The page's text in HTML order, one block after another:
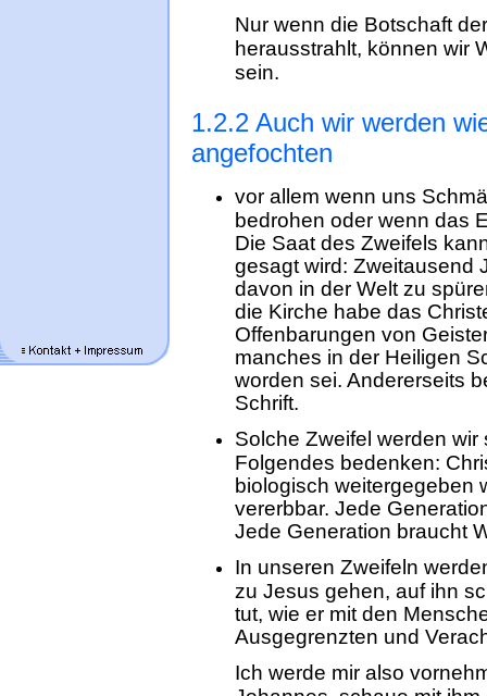
Nur wenn die Botschaft
herausstrahlt, können wir
sein.
1.2.2 Auch wir werden
angefochten
vor allem wenn uns
bedrohen oder wenn das
Die Saat des Zweifels
gesagt wird: Zweitausend
davon in der Welt zu
die Kirche habe das
Offenbarungen von
manches in der Heiligen
worden sei. Andererseits
Schrift.
Solche Zweifel werden
Folgendes bedenken:
biologisch weitergegeben
vererbbar. Jede
Jede Generation braucht
In unseren Zweifeln
zu Jesus gehen, auf ihn
tut, wie er mit den
Ausgegrenzten und
Ich werde mir also